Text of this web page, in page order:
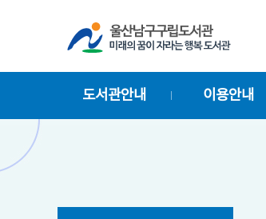
도서관안내 이용안내